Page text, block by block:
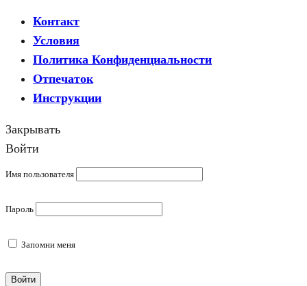
Контакт
Условия
Политика Конфиденциальности
Отпечаток
Инструкции
Закрывать
Войти
Имя пользователя
Пароль
Запомни меня
Войти